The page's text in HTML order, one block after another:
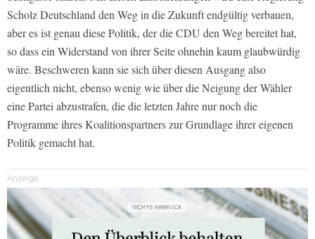
Scholz Deutschland den Weg in die Zukunft endgültig verbauen,
aber es ist genau diese Politik, der die CDU den Weg bereitet hat,
so dass ein Widerstand von ihrer Seite ohnehin kaum glaubwürdig
wäre. Beschweren kann sie sich über diesen Ausgang also
eigentlich nicht, ebenso wenig wie über die Neigung der Wähler
eine Partei abzustrafen, die die letzten Jahre nur noch die
Programme ihres Koalitionspartners zur Grundlage ihrer eigenen
Politik gemacht hat.
Anzeige